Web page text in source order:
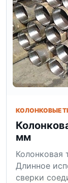
КОЛОНКОВЫЕ
мм
Длинное
сверки